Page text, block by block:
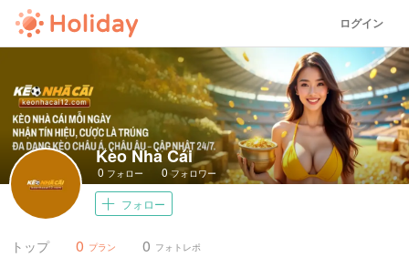
ログイン
Kèo Nhà Cái
0 フォロー 0 フォロワー
フォロー
トップ プラン
0 フォトレポ
0